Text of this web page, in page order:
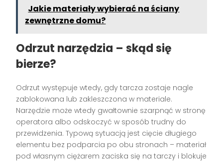
Jakie materiały wybierać na ściany
zewnętrzne domu?
Odrzut narzędzia – skąd się
bierze?
Odrzut występuje wtedy, gdy tarcza zostaje nagle
zablokowana lub zakleszczona w materiale.
Narzędzie może wtedy gwałtownie szarpnąć w stronę
operatora albo odskoczyć w sposób trudny do
przewidzenia. Typową sytuacją jest cięcie długiego
elementu bez podparcia po obu stronach – materiał
pod własnym ciężarem zaciska się na tarczy i blokuje